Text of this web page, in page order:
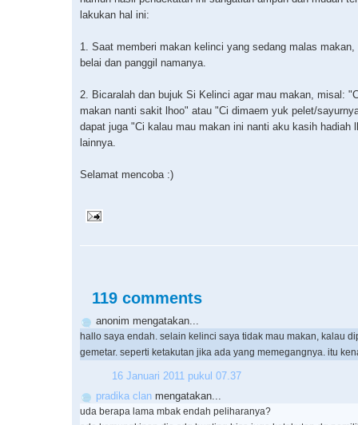
lakukan hal ini:
1. Saat memberi makan kelinci yang sedang malas
belai dan panggil namanya.
2. Bicaralah dan bujuk Si Kelinci agar mau makan, misal:
makan nanti sakit lhoo" atau "Ci dimaem yuk pelet/
dapat juga "Ci kalau mau makan ini nanti aku kasih hadiah
lainnya.
Selamat mencoba :)
119 comments
anonim mengatakan...
hallo saya endah. selain kelinci saya tidak mau makan, kalau
gemetar. seperti ketakutan jika ada yang memegangnya. itu
16 Januari 2011 pukul 07.37
pradika clan mengatakan...
uda berapa lama mbak endah peliharanya?